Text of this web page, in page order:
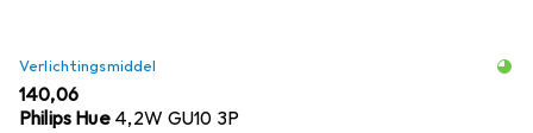
Verlichtingsmiddel
EUR
140,06
Philips Hue 4,2W GU10 3P